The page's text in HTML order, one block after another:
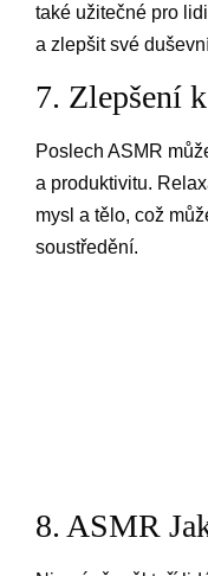
také užitečné pro
a zlepšit své
7. Zlepšení
Poslech ASMR
a produktivitu.
mysl a tělo, což
soustředění.
8. ASMR